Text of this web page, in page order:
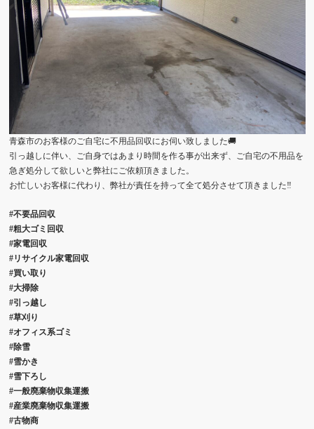
青森市のお客様のご自宅に不用品回収にお伺い致しました🚚
引っ越しに伴い、ご自身ではあまり時間を作る事が出来ず、ご自宅の不用品を
急ぎ処分して欲しいと弊社にご依頼頂きました。
お忙しいお客様に代わり、弊社が責任を持って全て処分させて頂きました‼️
#不要品回収
#粗大ゴミ回収
#家電回収
#リサイクル家電回収
#買い取り
#大掃除
#引っ越し
#草刈り
#オフィス系ゴミ
#除雪
#雪かき
#雪下ろし
#一般廃棄物収集運搬
#産業廃棄物収集運搬
#古物商